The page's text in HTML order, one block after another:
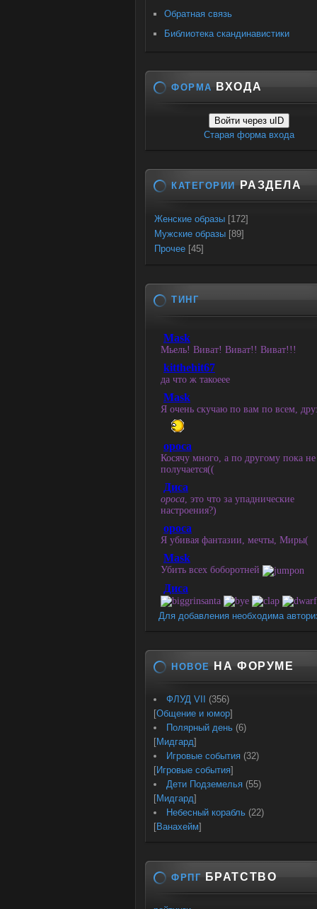
Обратная связь
Библиотека скандинавистики
ФОРМА ВХОДА
Войти через uID
Старая форма входа
КАТЕГОРИИ РАЗДЕЛА
Женские образы [172]
Мужские образы [89]
Прочее [45]
ТИНГ
Для добавления необходима
НОВОЕ НА ФОРУМЕ
ФЛУД VII
(356)
[Общение и юмор]
Полярный день (6)
[Мидгард]
Игровые события (32)
[Игровые события]
Дети Подземелья (55)
[Мидгард]
Небесный корабль (22)
[Ванахейм]
ФРПГ БРАТСТВО